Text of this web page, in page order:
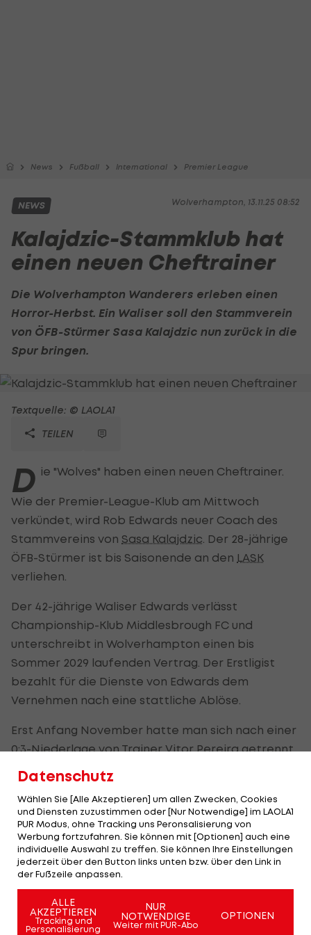
News Fußball International Premier League
Wolverhampton, 13.11.25 08:52
NEWS
Kalajdzic-Stammklub hat
einen neuen Cheftrainer
Die Wolverhampton Wanderers erleben einen
Horror-Herbst. Ein Waliser soll den Stammverein
von ÖFB-Stürmer Sasa Kalajdzic nun zurück in die
Spur bringen.
Textquelle: © LAOLA1
TEILEN
D ie "Wolves" haben einen neuen Cheftrainer.
Wie der Premier-League-Klub am Mittwoch
verkündet, wird Rob Edwards neuer Coach des
Stammvereins von Sasa Kalajdzic . Der 28-jährige
ÖFB-Stürmer ist bis Saisonende an den LASK
verliehen.
Der 42-jährige Waliser Edwards verlässt
Championship-Klub Middlesbrough FC und
unterschreibt in Wolverhampton einen bis
Sommer 2029 laufenden Vertrag. Der Erstligist
bezahlt für die Dienste von Edwards dem
Vernehmen nach eine stattliche Ablöse.
Erst Anfang November hatte man sich nach einer
0:3-Niederlage von Trainer Vitor Pereira getrennt.
Die Wolves stehen nach elf PL-Spieltagen bei
neun Niederlagen und zwei Remis und liegen auf
dem letzten Tabellenplatz.
Chelsea-Routinier
schlug Einbrecher in die
International
Datenschutz
Wählen Sie [Alle Akzeptieren] um allen Zwecken, Cookies
und Diensten zuzustimmen oder [Nur Notwendige] im LAOLA1
PUR Modus, ohne Tracking uns Peronsalisierung von
Werbung fortzufahren. Sie können mit [Optionen] auch eine
individuelle Auswahl zu treffen. Sie können Ihre Einstellungen
jederzeit über den Button links unten bzw. über den Link in
der Fußzeile anpassen.
ALLE
AKZEPTIEREN
Tracking und
Personalisierung
NUR
NOTWENDIGE
Weiter mit PUR-Abo
OPTIONEN